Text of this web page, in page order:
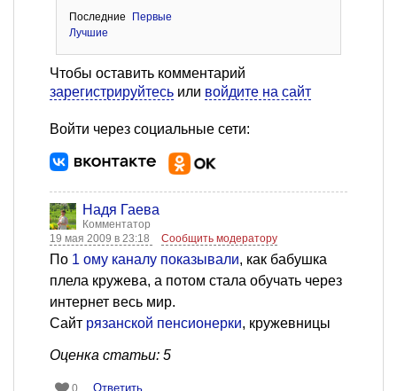
Последние
Первые
Лучшие
Чтобы оставить комментарий
зарегистрируйтесь или войдите на сайт
Войти через социальные сети:
Надя Гаева
Комментатор
19 мая 2009 в 23:18
Сообщить модератору
По 1 ому каналу показывали, как бабушка
плела кружева, а потом стала обучать через
интернет весь мир.
Сайт рязанской пенсионерки, кружевницы
Оценка статьи: 5
Ответить